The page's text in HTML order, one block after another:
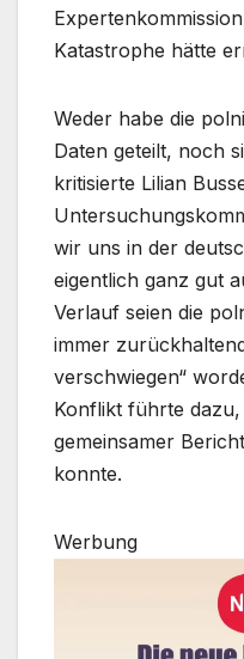
Katastrophe hätte
Weder habe die
Daten geteilt, noch
kritisierte Lilian
wir uns in der
eigentlich ganz gut
Verlauf seien die
immer
verschwiegen“
Konflikt führte dazu,
gemeinsamer
konnte.
Werbung